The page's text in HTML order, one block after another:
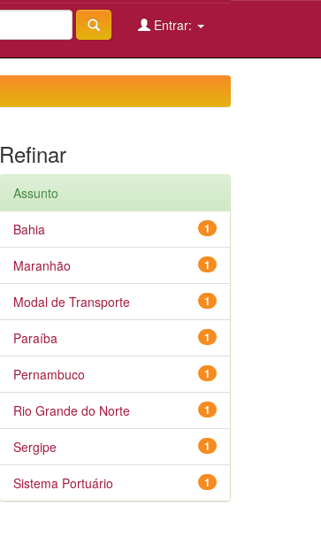
Entrar:
Refinar
Assunto
1
Bahia
1
Maranhão
1
Modal de Transporte
1
Paraíba
1
Pernambuco
1
Rio Grande do Norte
1
Sergipe
1
Sistema Portuário